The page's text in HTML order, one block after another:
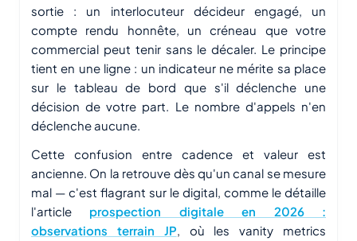
sortie : un interlocuteur décideur engagé, un
compte rendu honnête, un créneau que votre
commercial peut tenir sans le décaler. Le principe
tient en une ligne : un indicateur ne mérite sa place
sur le tableau de bord que s'il déclenche une
décision de votre part. Le nombre d'appels n'en
déclenche aucune.
Cette confusion entre cadence et valeur est
ancienne. On la retrouve dès qu'un canal se mesure
mal — c'est flagrant sur le digital, comme le détaille
l'article prospection digitale en 2026 :
observations terrain JP, où les vanity metrics